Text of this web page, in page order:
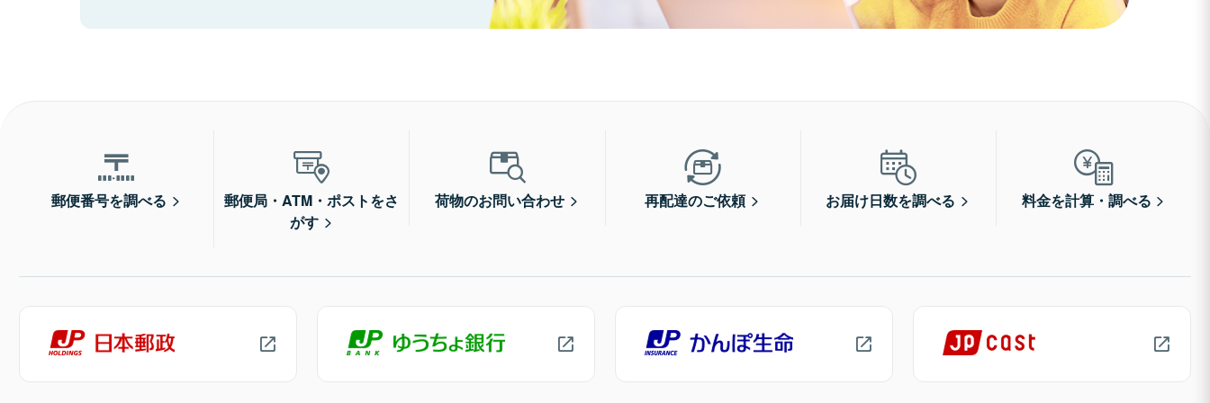
郵便番号を調べる
郵便局・ATM・ポストをさ
がす
荷物のお問い合わせ 再配達のご依頼 お届け日数を調べる 料金を計算・調べる